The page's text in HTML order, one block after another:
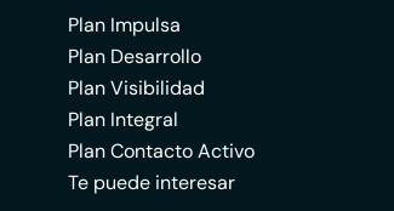
Plan Impulsa
Plan Desarrollo
Plan Visibilidad
Plan Integral
Plan Contacto Activo
Te puede interesar